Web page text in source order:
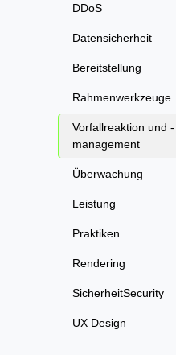
DDoS
Datensicherheit
Bereitstellung
Rahmenwerkzeuge
Vorfallreaktion und -
management
Überwachung
Leistung
Praktiken
Rendering
SicherheitSecurity
UX Design